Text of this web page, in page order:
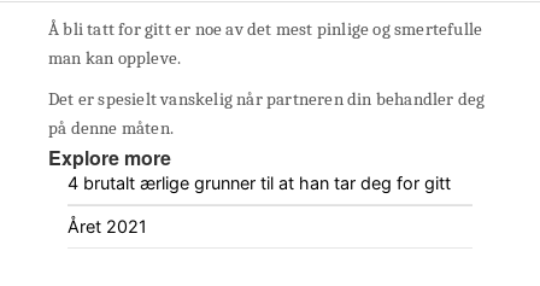
Å bli tatt for gitt er noe av det mest pinlige og smertefulle
man kan oppleve.
Det er spesielt vanskelig når partneren din behandler deg
på denne måten.
Explore more
4 brutalt ærlige grunner til at han tar deg for gitt
Året 2021